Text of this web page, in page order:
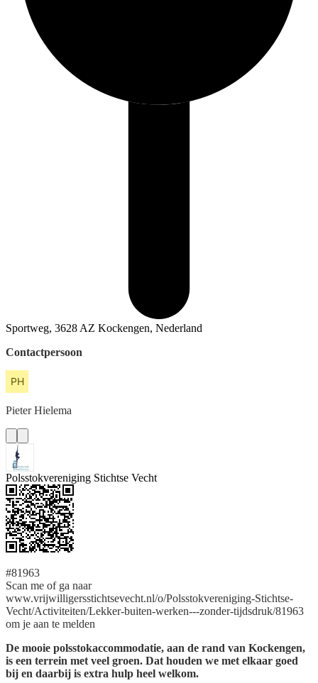
Sportweg, 3628 AZ Kockengen, Nederland
Contactpersoon
Pieter Hielema
Polsstokvereniging Stichtse Vecht
#81963
Scan me of ga naar
www.vrijwilligersstichtsevecht.nl/o/Polsstokvereniging-Stichtse-
Vecht/Activiteiten/Lekker-buiten-werken---zonder-tijdsdruk/81963
om je aan te melden
De mooie polsstokaccommodatie, aan de rand van Kockengen,
is een terrein met veel groen. Dat houden we met elkaar goed
bij en daarbij is extra hulp heel welkom.